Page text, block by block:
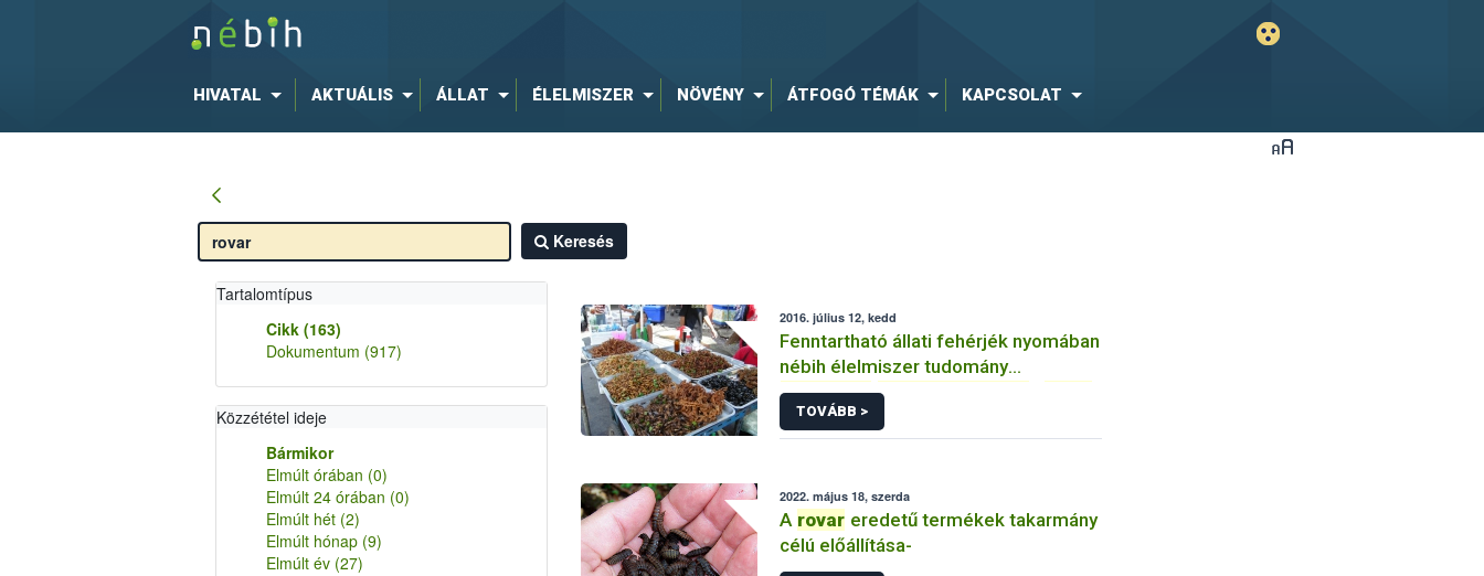
HIVATAL AKTUÁLIS ÁLLAT ÉLELMISZER NÖVÉNY ÁTFOGÓ TÉMÁK KAPCSOLAT
Keresés
Tartalomtípus
Cikk (163)
Dokumentum (917)
Közzététel ideje
Bármikor
Elmúlt órában (0)
Elmúlt 24 órában (0)
Elmúlt hét (2)
Elmúlt hónap (9)
Elmúlt év (27)
2016. július 12, kedd
Fenntartható állati fehérjék nyomában
nébih élelmiszer tudomány
rovarevés rovarfogyasztás
TOVÁBB >
2022. május 18, szerda
A rovar eredetű termékek takarmány
célú előállítása-